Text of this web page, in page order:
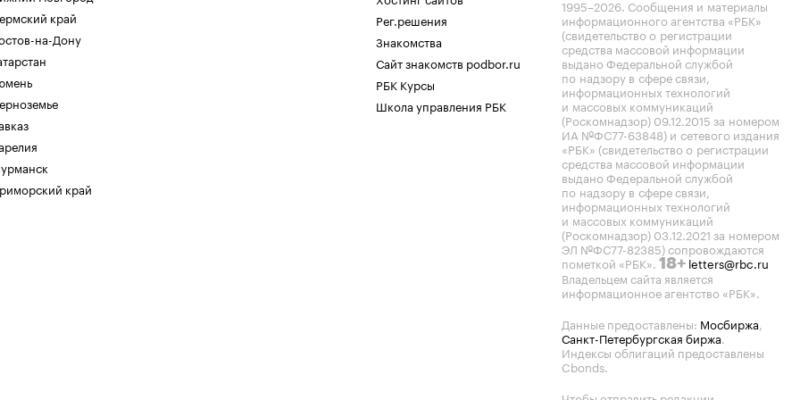
край
на-Дону
край
Рег.решения
Знакомства
Сайт знакомств podbor.ru
РБК Курсы
Школа управления РБК
1995–2026. Сообщения и материалы
информационного агентства «РБК»
(свидетельство о регистрации
средства массовой информации
выдано Федеральной службой
по надзору в сфере связи,
информационных технологий
и массовых коммуникаций
(Роскомнадзор) 09.12.2015 за номером
ИА №ФС77-63848) и сетевого издания
«РБК» (свидетельство о регистрации
средства массовой информации
выдано Федеральной службой
по надзору в сфере связи,
информационных технологий
и массовых коммуникаций
(Роскомнадзор) 03.12.2021 за номером
ЭЛ №ФС77-82385) сопровождаются
пометкой «РБК». 18+ letters@rbc.ru
Владельцем сайта является
информационное агентство «РБК».
Данные предоставлены: Мосбиржа,
Санкт-Петербургская биржа.
Индексы облигаций предоставлены
Cbonds.